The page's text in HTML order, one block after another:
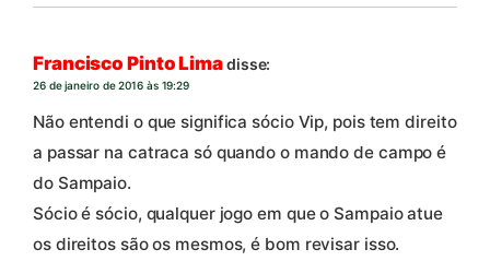
Francisco Pinto Limadisse:
26 de janeiro de 2016 às 19:29
Não entendi o que significa sócio Vip, pois tem direito
a passar na catraca só quando o mando de campo é
do Sampaio.
Sócio é sócio, qualquer jogo em que o Sampaio atue
os direitos são os mesmos, é bom revisar isso.